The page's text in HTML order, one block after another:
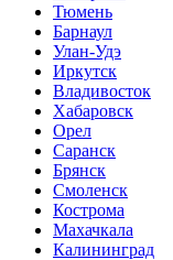
Тюмень
Барнаул
Улан-Удэ
Иркутск
Владивосток
Хабаровск
Орел
Саранск
Брянск
Смоленск
Кострома
Махачкала
Калининград